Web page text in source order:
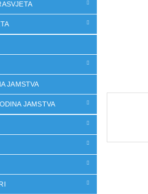
JAMSTVA
JAMSTVA